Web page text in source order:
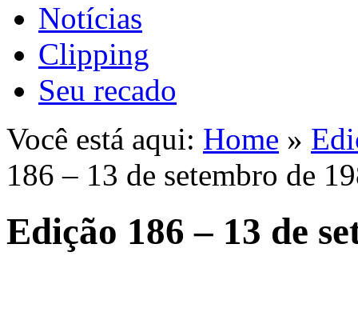
Notícias
Clipping
Seu recado
Você está aqui: Home »
186 – 13 de setembro de
Edição 186 – 13 de